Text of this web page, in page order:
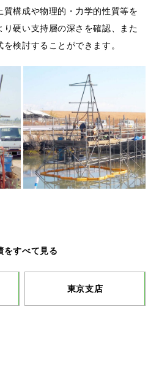
質構成や物理的・力学的性質等を
硬い支持層の深さを確認、また
検討することができます。
をすべて見る
東京支店